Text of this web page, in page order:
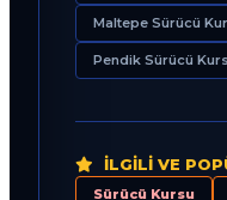
Maltepe Sürücü
Pendik Sürücü
İLGILI VE
Sürücü Kursu